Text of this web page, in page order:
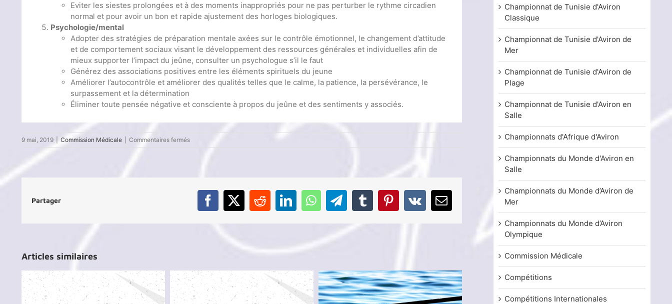
Eviter les siestes prolongées et à des moments inappropriés pour ne pas perturber le rythme circadien
normal et pour avoir un bon et rapide ajustement des horloges biologiques.
Psychologie/mental
Adopter des stratégies de préparation mentale axées sur le contrôle émotionnel, le changement d’attitude
et de comportement sociaux visant le développement des ressources générales et individuelles afin de
mieux supporter l’impact du jeûne, consulter un psychologue s’il le faut
Générez des associations positives entre les éléments spirituels du jeune
Améliorer l’autocontrôle et améliorer des qualités telles que le calme, la patience, la persévérance, le
surpassement et la détermination
Éliminer toute pensée négative et consciente à propos du jeûne et des sentiments y associés.
9 mai, 2019 Commission Médicale Commentaires ferméssur
Ramadan
Les
Partager Facebook
X RedditLinkedInWhatsApp
TelegramTumblrPinterest
Vk Email
Articles similaires
Championnat de Tunisie d'Aviron
Classique
Championnat de Tunisie d'Aviron de
Mer
Championnat de Tunisie d'Aviron de
Plage
Championnat de Tunisie d'Aviron en
Salle
Championnats d'Afrique d'Aviron
Championnats du Monde d'Aviron en
Salle
Championnats du Monde d’Aviron de
Mer
Championnats du Monde d’Aviron
Olympique
Commission Médicale
Compétitions
Compétitions Internationales